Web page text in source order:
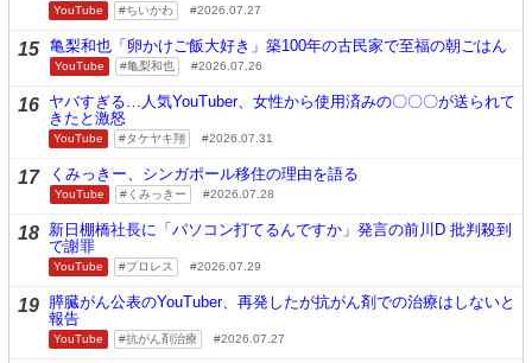
YouTube ちいかわ 2026.07.27
15 亀梨和也「卵かけご飯大好き」築100年の古民家で至福の朝ごはん
YouTube 亀梨和也 2026.07.26
16 ヤバすぎる…人気YouTuber、女性から使用済みの〇〇〇が送られて
きたと激怒
YouTube タケヤキ翔 2026.07.31
17 くみっきー、シンガポール移住の理由を語る
YouTube くみっきー 2026.07.28
18 新日棚橋社長に「パソコン打てるんですか」発言の前川D 批判殺到
で謝罪
YouTube プロレス 2026.07.29
19 膵臓がん公表のYouTuber、再発したが抗がん剤での治療はしないと
報告
YouTube 抗がん剤治療 2026.07.27